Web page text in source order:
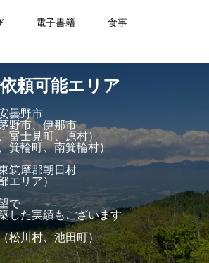
電子書籍 食事
頼可能エリア
曇野市
野市、伊那市
富士見町、原村）
箕輪町、南箕輪村）
筑摩郡朝日村
エリア）
で
した実績もございます
松川村、池田町）